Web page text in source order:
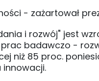
- zażartował
i rozwój" jest
badawczo -
niż 85 proc.